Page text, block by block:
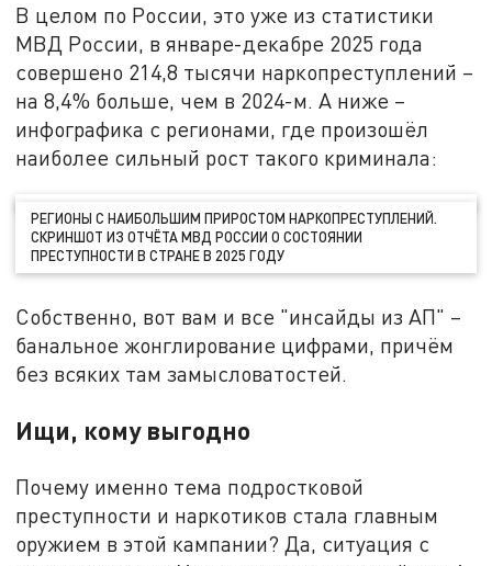
В целом по России, это уже из статистики
МВД России, в январе-декабре 2025 года
совершено 214,8 тысячи наркопреступлений –
на 8,4% больше, чем в 2024-м. А ниже –
инфографика с регионами, где произошёл
наиболее сильный рост такого криминала:
РЕГИОНЫ С НАИБОЛЬШИМ ПРИРОСТОМ НАРКОПРЕСТУПЛЕНИЙ.
СКРИНШОТ ИЗ ОТЧЁТА МВД РОССИИ О СОСТОЯНИИ
ПРЕСТУПНОСТИ В СТРАНЕ В 2025 ГОДУ
Собственно, вот вам и все "инсайды из АП" –
банальное жонглирование цифрами, причём
без всяких там замысловатостей.
Ищи, кому выгодно
Почему именно тема подростковой
преступности и наркотиков стала главным
оружием в этой кампании? Да, ситуация с